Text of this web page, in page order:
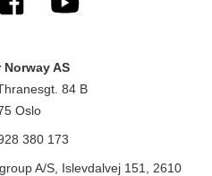
Norway AS
84 B
Oslo
380 173
A/S, Islevdalvej 151, 2610